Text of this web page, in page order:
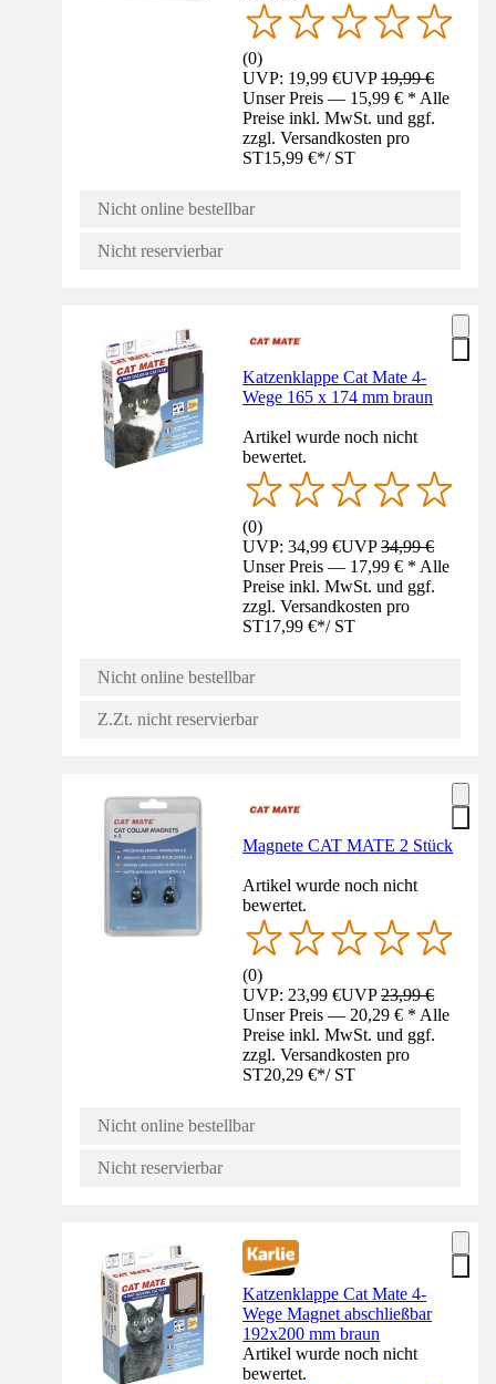
(0)
UVP: 19,99 €UVP19,99 €
Unser Preis — 15,99 € * Alle
Preise inkl. MwSt. und ggf.
zzgl. Versandkosten pro
ST15,99 €*/ ST
Nicht online bestellbar
Nicht reservierbar
Katzenklappe Cat Mate 4-
Wege 165 x 174 mm braun
Artikel wurde noch nicht
bewertet.
(0)
UVP: 34,99 €UVP34,99 €
Unser Preis — 17,99 € * Alle
Preise inkl. MwSt. und ggf.
zzgl. Versandkosten pro
ST17,99 €*/ ST
Nicht online bestellbar
Z.Zt. nicht reservierbar
Magnete CAT MATE 2 Stück
Artikel wurde noch nicht
bewertet.
(0)
UVP: 23,99 €UVP23,99 €
Unser Preis — 20,29 € * Alle
Preise inkl. MwSt. und ggf.
zzgl. Versandkosten pro
ST20,29 €*/ ST
Nicht online bestellbar
Nicht reservierbar
Katzenklappe Cat Mate 4-
Wege Magnet abschließbar
192x200 mm braun
Artikel wurde noch nicht
bewertet.